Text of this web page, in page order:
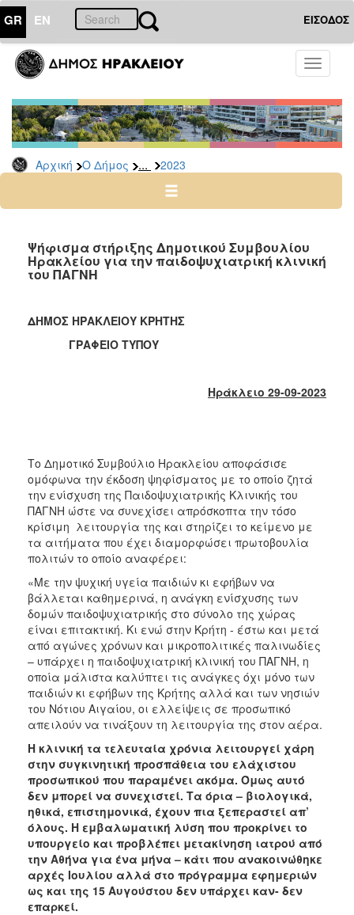
GR EN ΕΙΣΟΔΟΣ
Toggle
Αρχική Ο Δήμος ... 2023
ΔΗΜΟΣ
Δελτία
Τύπου
Αρχείο
2026
2024
2022
2012
2011
2010
2006
ΤΟΠΟΣ
ΠΟΛΙΤΙΣΜΟΣ
ΑΝΘΕΚΤΙΚΗ
ΠΟΛΗ
Ψήφισμα στήριξης Δημοτικού Συμβουλίου
Ηρακλείου για την παιδοψυχιατρική κλινική
του ΠΑΓΝΗ
ΔΗΜΟΣ ΗΡΑΚΛΕΙΟΥ ΚΡΗΤΗΣ
ΓΡΑΦΕΙΟ ΤΥΠΟΥ
Ηράκλειο 29-09-2023
Το Δημοτικό Συμβούλιο Ηρακλείου αποφάσισε
ομόφωνα την έκδοση ψηφίσματος με το οποίο ζητά
την ενίσχυση της Παιδοψυχιατρικής Κλινικής του
ΠΑΓΝΗ ώστε να συνεχίσει απρόσκοπτα την τόσο
κρίσιμη λειτουργία της και στηρίζει το κείμενο με
τα αιτήματα που έχει διαμορφώσει πρωτοβουλία
πολιτών το οποίο αναφέρει:
«Με την ψυχική υγεία παιδιών κι εφήβων να
βάλλεται καθημερινά, η ανάγκη ενίσχυσης των
δομών παιδοψυχιατρικής στο σύνολο της χώρας
είναι επιτακτική. Κι ενώ στην Κρήτη - έστω και μετά
από αγώνες χρόνων και μικροπολιτικές παλινωδίες
– υπάρχει η παιδοψυχιατρική κλινική του ΠΑΓΝΗ, η
οποία μάλιστα καλύπτει τις ανάγκες όχι μόνο των
παιδιών κι εφήβων της Κρήτης αλλά και των νησιών
του Νότιου Αιγαίου, οι ελλείψεις σε προσωπικό
απειλούν να τινάξουν τη λειτουργία της στον αέρα.
Η κλινική τα τελευταία χρόνια λειτουργεί χάρη
στην συγκινητική προσπάθεια του ελάχιστου
προσωπικού που παραμένει ακόμα. Όμως αυτό
δεν μπορεί να συνεχιστεί. Τα όρια – βιολογικά,
ηθικά, επιστημονικά, έχουν πια ξεπεραστεί απ’
όλους. Η εμβαλωματική λύση που προκρίνει το
υπουργείο και προβλέπει μετακίνηση ιατρού από
την Αθήνα για ένα μήνα – κάτι που ανακοινώθηκε
αρχές Ιουλίου αλλά στο πρόγραμμα εφημεριών
ως και της 15 Αυγούστου δεν υπάρχει καν- δεν
επαρκεί.